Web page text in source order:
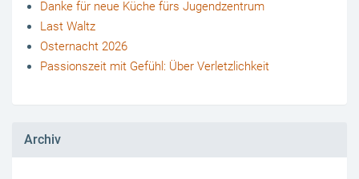
Danke für neue Küche fürs Jugendzentrum
Last Waltz
Osternacht 2026
Passionszeit mit Gefühl: Über Verletzlichkeit
Archiv